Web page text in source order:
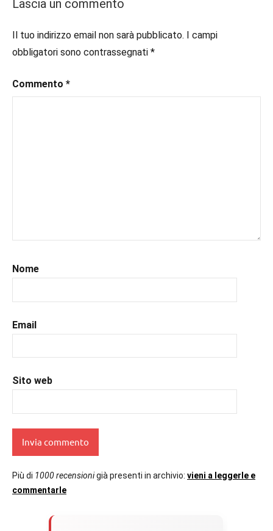
#ebook
#inlibreria,
#instalibri,
#prossimeuscitelibri
#uncuoretrailibri
Lascia un commento
Il tuo indirizzo email non sarà pubblicato. I campi
obbligatori sono contrassegnati *
Commento *
Nome
Email
Sito web
Più di 1000 recensionigià presenti in archivio: vieni a leggerle e
commentarle